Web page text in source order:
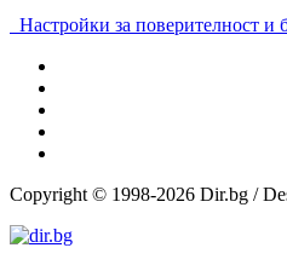
Настройки за поверителност и
Copyright © 1998-2026 Dir.bg /